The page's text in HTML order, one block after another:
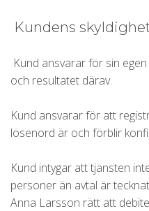
Kundens
Kund ansvarar för sin
och resultatet därav.
Kund ansvarar för att
lösenord är och förblir
Kund intygar att tjänsten
personer än avtal är
Anna Larsson rätt att